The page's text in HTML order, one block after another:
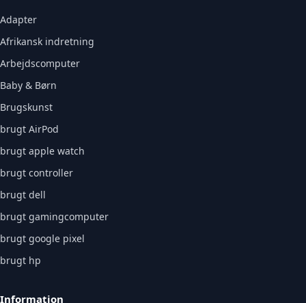
Adapter
Afrikansk indretning
Arbejdscomputer
Baby & Børn
Brugskunst
brugt AirPod
brugt apple watch
brugt controller
brugt dell
brugt gamingcomputer
brugt google pixel
brugt hp
Information